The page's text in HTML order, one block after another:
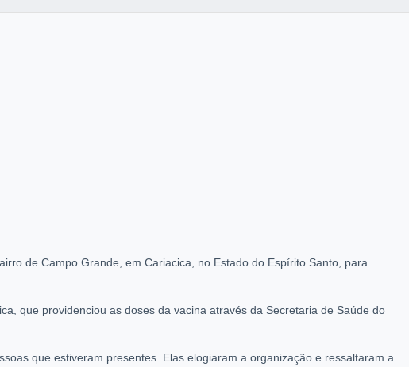
de Campo Grande, em Cariacica, no Estado do Espírito Santo, para
que providenciou as doses da vacina através da Secretaria de Saúde do
que estiveram presentes. Elas elogiaram a organização e ressaltaram a